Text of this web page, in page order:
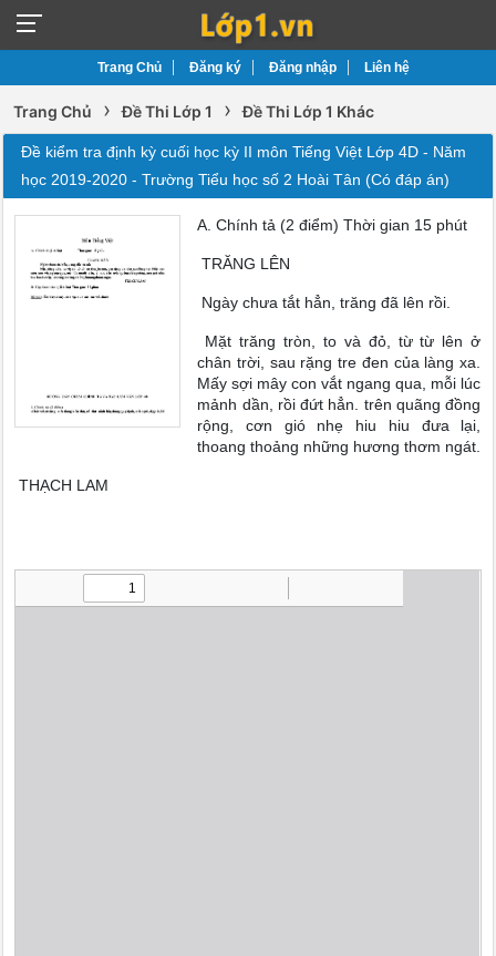
Trang Chủ Đăng ký Đăng nhập Liên hệ
Trang Chủ › Đề Thi Lớp 1 › Đề Thi Lớp 1 Khác
Đề kiểm tra định kỳ cuối học kỳ II môn Tiếng Việt Lớp 4D - Năm
học 2019-2020 - Trường Tiểu học số 2 Hoài Tân (Có đáp án)
A. Chính tả (2 điểm) Thời gian 15 phút
TRĂNG LÊN
Ngày chưa tắt hẳn, trăng đã lên rồi.
Mặt trăng tròn, to và đỏ, từ từ lên ở
chân trời, sau rặng tre đen của làng xa.
Mấy sợi mây con vắt ngang qua, mỗi lúc
mảnh dần, rồi đứt hẳn. trên quãng đồng
rộng, cơn gió nhẹ hiu hiu đưa lại,
thoang thoảng những hương thơm ngát.
THẠCH LAM